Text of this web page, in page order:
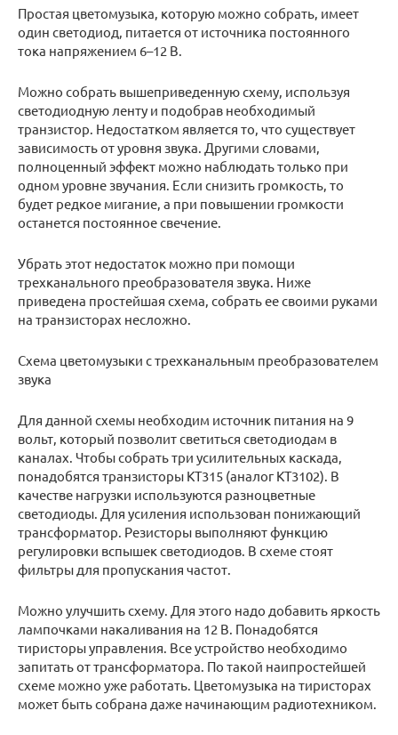
Простая цветомузыка, которую можно собрать, имеет
один светодиод, питается от источника постоянного
тока напряжением 6–12 В.
Можно собрать вышеприведенную схему, используя
светодиодную ленту и подобрав необходимый
транзистор. Недостатком является то, что существует
зависимость от уровня звука. Другими словами,
полноценный эффект можно наблюдать только при
одном уровне звучания. Если снизить громкость, то
будет редкое мигание, а при повышении громкости
останется постоянное свечение.
Убрать этот недостаток можно при помощи
трехканального преобразователя звука. Ниже
приведена простейшая схема, собрать ее своими руками
на транзисторах несложно.
Схема цветомузыки с трехканальным преобразователем
звука
Для данной схемы необходим источник питания на 9
вольт, который позволит светиться светодиодам в
каналах. Чтобы собрать три усилительных каскада,
понадобятся транзисторы КТ315 (аналог КТ3102). В
качестве нагрузки используются разноцветные
светодиоды. Для усиления использован понижающий
трансформатор. Резисторы выполняют функцию
регулировки вспышек светодиодов. В схеме стоят
фильтры для пропускания частот.
Можно улучшить схему. Для этого надо добавить яркость
лампочками накаливания на 12 В. Понадобятся
тиристоры управления. Все устройство необходимо
запитать от трансформатора. По такой наипростейшей
схеме можно уже работать. Цветомузыка на тиристорах
может быть собрана даже начинающим радиотехником.